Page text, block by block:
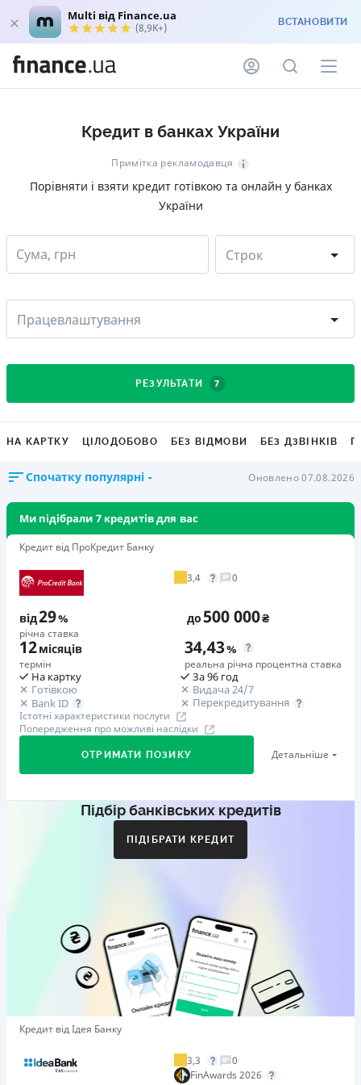
Multi від Finance.ua
(8,9K+) ВСТАНОВИТИ
Кредит в банках України
Примітка рекламодавця
Порівняти і взяти кредит готівкою та онлайн у банках
України
Сума, грн Строк
Працевлаштування
РЕЗУЛЬТАТИ 7
НА КАРТКУ ЦІЛОДОБОВО БЕЗ ВІДМОВИ БЕЗ ДЗВІНКІВ
Спочатку популярні Оновлено 07.08.2026
Ми підібрали 7 кредитів для вас
Кредит від ПроКредит Банку
3,4 0
від29%
річна ставка
до500 000₴
12місяців
термін
34,43%
реальна річна процентна ставка
На картку
Готівкою
Bank ID
За 96 год
Видача 24/7
Перекредитування
Істотні характеристики послуги
Попередження про можливі наслідки
ОТРИМАТИ ПОЗИКУ Детальніше
Перший займ
вiд 29%/рік до 500 000 ₴
Додаткова комісія за дострокове погашення
Пеня у розмірі подвійної облікової ставки НБУ, що діяла
у період, за який сплачується пеня, від простроченої
Необхідні документи
Довідка про доходи ,Паспорт,ІПН
Вік
21 - 65 років
Підбір банківських кредитів
ПІДІБРАТИ КРЕДИТ
Кредит від Ідея Банку
3,3
0
FinAwards 2026